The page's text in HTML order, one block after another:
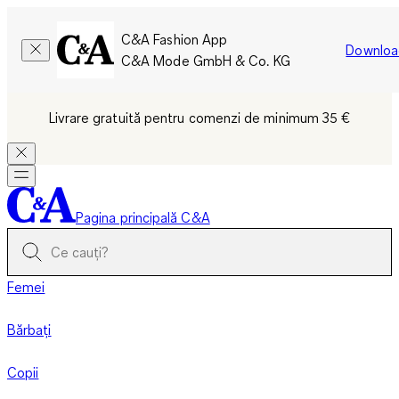
C&A Fashion App
C&A Mode GmbH & Co. KG
Livrare gratuită pentru comenzi de minimum 35 €
Pagina principală C&A
Femei
Bărbați
Copii